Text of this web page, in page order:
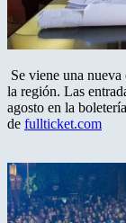
Se viene una
la región. Las
agosto en la
de fullticket.com